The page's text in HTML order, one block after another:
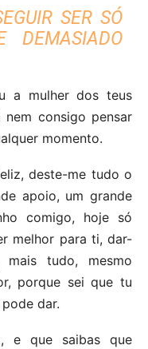
SER SÓ
DEMASIADO
a mulher dos teus
consigo pensar
momento.
deste-me tudo o
apoio, um grande
comigo, hoje só
melhor para ti, dar-
tudo, mesmo
porque sei que tu
dar.
e que saibas que